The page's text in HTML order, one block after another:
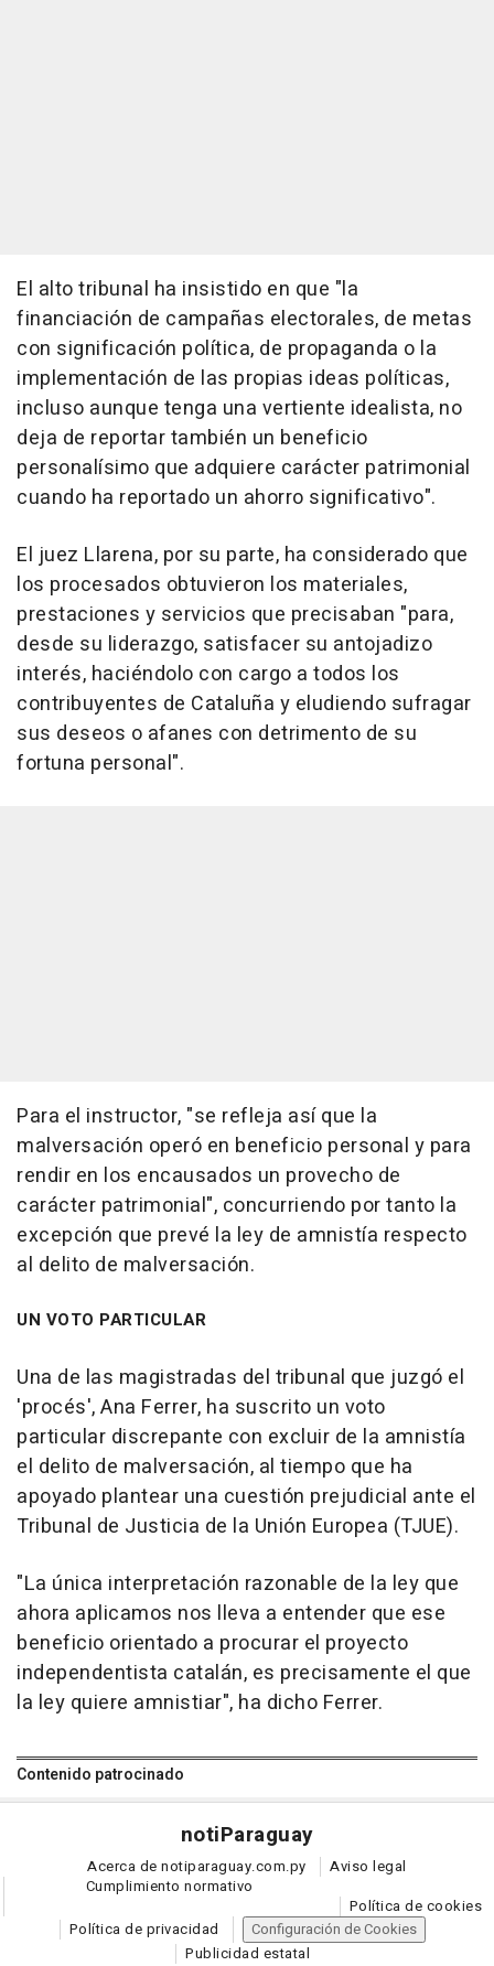
El alto tribunal ha insistido en que "la
financiación de campañas electorales, de metas
con significación política, de propaganda o la
implementación de las propias ideas políticas,
incluso aunque tenga una vertiente idealista, no
deja de reportar también un beneficio
personalísimo que adquiere carácter patrimonial
cuando ha reportado un ahorro significativo".
El juez Llarena, por su parte, ha considerado que
los procesados obtuvieron los materiales,
prestaciones y servicios que precisaban "para,
desde su liderazgo, satisfacer su antojadizo
interés, haciéndolo con cargo a todos los
contribuyentes de Cataluña y eludiendo sufragar
sus deseos o afanes con detrimento de su
fortuna personal".
Para el instructor, "se refleja así que la
malversación operó en beneficio personal y para
rendir en los encausados un provecho de
carácter patrimonial", concurriendo por tanto la
excepción que prevé la ley de amnistía respecto
al delito de malversación.
UN VOTO PARTICULAR
Una de las magistradas del tribunal que juzgó el
'procés', Ana Ferrer, ha suscrito un voto
particular discrepante con excluir de la amnistía
el delito de malversación, al tiempo que ha
apoyado plantear una cuestión prejudicial ante el
Tribunal de Justicia de la Unión Europea (TJUE).
"La única interpretación razonable de la ley que
ahora aplicamos nos lleva a entender que ese
beneficio orientado a procurar el proyecto
independentista catalán, es precisamente el que
la ley quiere amnistiar", ha dicho Ferrer.
Contenido patrocinado
notiParaguay
Acerca de notiparaguay.com.py
Aviso legal
Cumplimiento normativo
Política de cookies
Política de privacidad
Configuración de Cookies
Publicidad estatal